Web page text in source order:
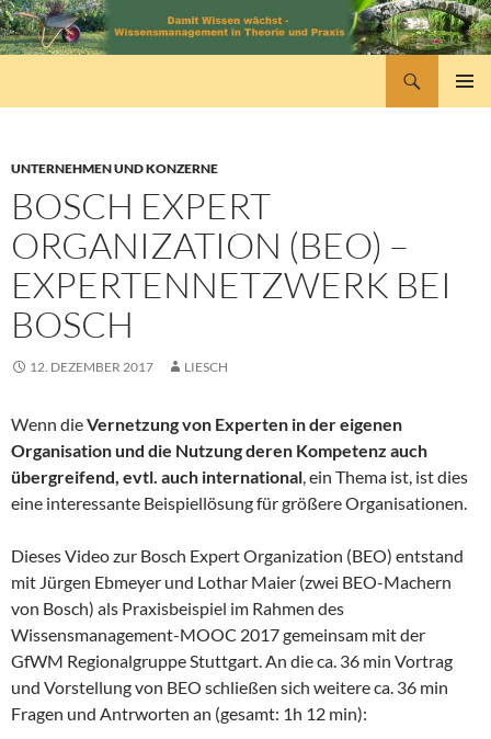
Zum
Inhalt
UNTERNEHMEN UND KONZERNE
BOSCH EXPERT
ORGANIZATION (BEO) –
EXPERTENNETZWERK BEI
BOSCH
12. DEZEMBER 2017 LIESCH
Wenn dieVernetzung von Experten in der eigenen
Organisation und die Nutzung deren Kompetenz auch
übergreifend, evtl. auch international , ein Thema ist, ist dies
eine interessante Beispiellösung für größere Organisationen.
Dieses Video zur Bosch Expert Organization (BEO) entstand
mit Jürgen Ebmeyer und Lothar Maier (zwei BEO-Machern
von Bosch) als Praxisbeispiel im Rahmen des
Wissensmanagement-MOOC 2017 gemeinsam mit der
GfWM Regionalgruppe Stuttgart. An die ca. 36 min Vortrag
und Vorstellung von BEO schließen sich weitere ca. 36 min
Fragen und Antrworten an (gesamt: 1h 12 min):